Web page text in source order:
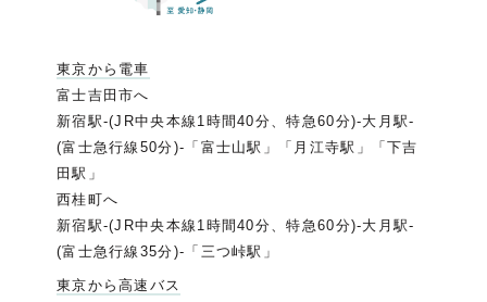
東京から電車
富士吉田市へ
新宿駅-(JR中央本線1時間40分、特急60分)-大月駅-
(富士急行線50分)-「富士山駅」「月江寺駅」「下吉
田駅」
西桂町へ
新宿駅-(JR中央本線1時間40分、特急60分)-大月駅-
(富士急行線35分)-「三つ峠駅」
東京から高速バス